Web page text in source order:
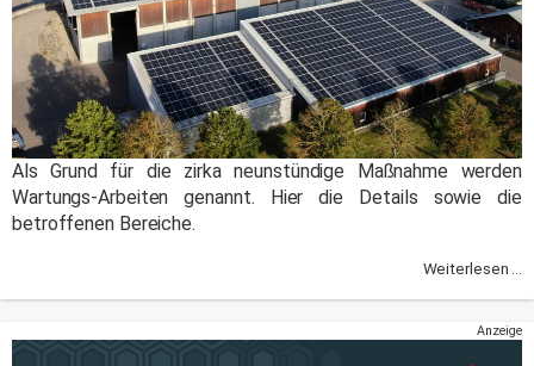
Als Grund für die zirka neunstündige Maßnahme werden
Wartungs-Arbeiten genannt. Hier die Details sowie die
betroffenen Bereiche.
Weiterlesen ...
Anzeige